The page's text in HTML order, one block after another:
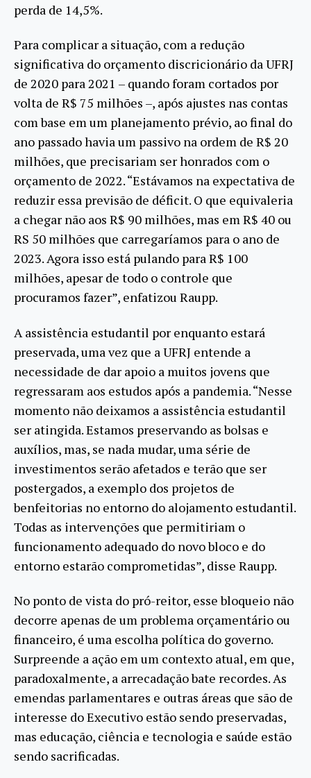
perda de 14,5%.
Para complicar a situação, com a redução
significativa do orçamento discricionário da UFRJ
de 2020 para 2021 – quando foram cortados por
volta de R$ 75 milhões –, após ajustes nas contas
com base em um planejamento prévio, ao final do
ano passado havia um passivo na ordem de R$ 20
milhões, que precisariam ser honrados com o
orçamento de 2022. “Estávamos na expectativa de
reduzir essa previsão de déficit. O que equivaleria
a chegar não aos R$ 90 milhões, mas em R$ 40 ou
RS 50 milhões que carregaríamos para o ano de
2023. Agora isso está pulando para R$ 100
milhões, apesar de todo o controle que
procuramos fazer”, enfatizou Raupp.
A assistência estudantil por enquanto estará
preservada, uma vez que a UFRJ entende a
necessidade de dar apoio a muitos jovens que
regressaram aos estudos após a pandemia. “Nesse
momento não deixamos a assistência estudantil
ser atingida. Estamos preservando as bolsas e
auxílios, mas, se nada mudar, uma série de
investimentos serão afetados e terão que ser
postergados, a exemplo dos projetos de
benfeitorias no entorno do alojamento estudantil.
Todas as intervenções que permitiriam o
funcionamento adequado do novo bloco e do
entorno estarão comprometidas”, disse Raupp.
No ponto de vista do pró-reitor, esse bloqueio não
decorre apenas de um problema orçamentário ou
financeiro, é uma escolha política do governo.
Surpreende a ação em um contexto atual, em que,
paradoxalmente, a arrecadação bate recordes. As
emendas parlamentares e outras áreas que são de
interesse do Executivo estão sendo preservadas,
mas educação, ciência e tecnologia e saúde estão
sendo sacrificadas.